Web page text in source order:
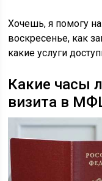
Хочешь, я помогу
воскресенье, как
какие услуги
Какие часы
визита в